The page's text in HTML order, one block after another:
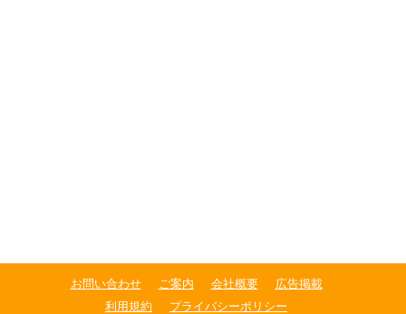
お問い合わせ ご案内 会社概要
広告掲載
利用規約
プライバシーポリシー